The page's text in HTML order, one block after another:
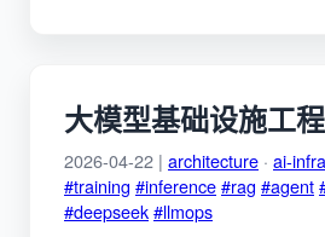
大模型基础设施工程
2026-04-22 | architecture · ai-infra
#training #inference#rag #agent
#deepseek#llmops